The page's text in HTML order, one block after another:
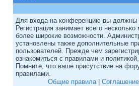
Для входа на конференцию вы должны
Регистрация занимает всего
более широкие возможности.
установлены также дополнительные
пользователей. Прежде чем
ознакомиться с правилами и
Помните, что ваше присутствие на
правилами.
Общие правила|